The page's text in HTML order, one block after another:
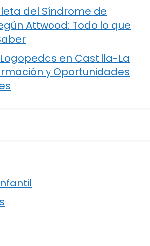
del Síndrome de
Attwood: Todo lo que
en Castilla-La
y Oportunidades